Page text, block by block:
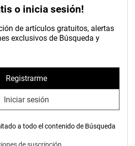
o inicia sesión!
de artículos gratuitos, alertas
exclusivos de Búsqueda y
Registrarme
Iniciar sesión
a todo el contenido de Búsqueda